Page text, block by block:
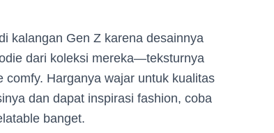
kalangan Gen Z karena desainnya
dari koleksi mereka—teksturnya
comfy. Harganya wajar untuk kualitas
dan dapat inspirasi fashion, coba
banget.